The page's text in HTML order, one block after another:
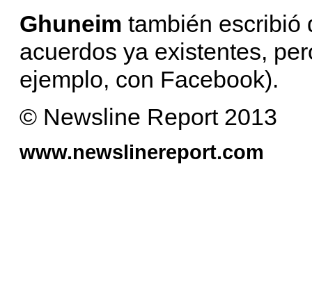
Ghuneim también escribió
acuerdos ya existentes,
ejemplo, con Facebook).
© Newsline Report 2013
www.newslinereport.com